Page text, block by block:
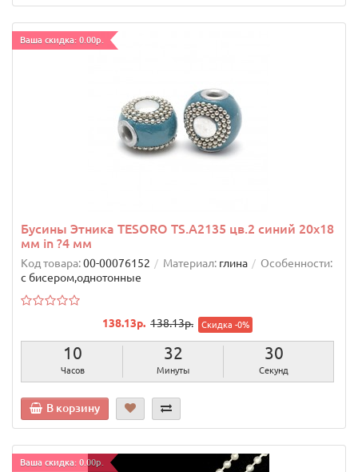
Ваша скидка: 0.00р.
Бусины Этника TESORO TS.A2135 цв.2 синий 20х18
мм in ?4 мм
Код товара:00-00076152 Материал: глина
Особенности:
с бисером,однотонные
138.13р. 138.13р. Скидка -0%
10
Часов
32
Минуты
29
Секунд
В корзину
Ваша скидка: 0.00р.